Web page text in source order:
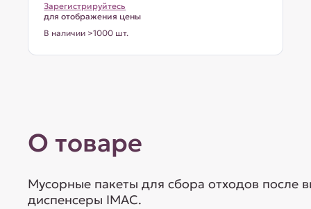
Зарегистрируйтесь
для отображения цены
В наличии >1000 шт.
О товаре
Мусорные пакеты для сбора отходов после
диспенсеры IMAC.